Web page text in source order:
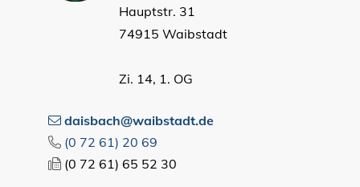
Hauptstr. 31
74915 Waibstadt
Zi. 14, 1. OG
daisbach@waibstadt.de
(0 72 61) 20 69
(0 72 61) 65 52 30